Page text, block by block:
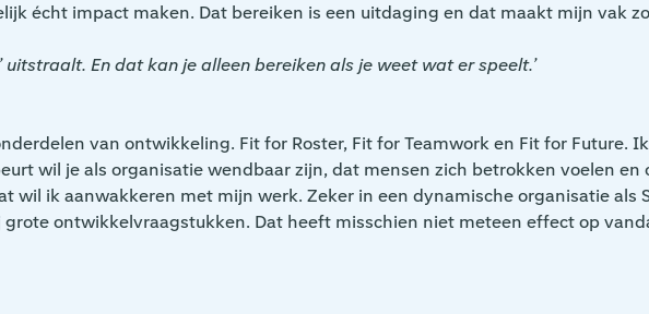
écht impact maken. Dat bereiken is een uitdaging en dat maakt mijn vak
uitstraalt. En dat kan je alleen bereiken als je weet wat er speelt.’
van ontwikkeling. Fit for Roster, Fit for Teamwork en Fit for Future.
wil je als organisatie wendbaar zijn, dat mensen zich betrokken voelen en
wil ik aanwakkeren met mijn werk. Zeker in een dynamische organisatie als
ontwikkelvraagstukken. Dat heeft misschien niet meteen effect op